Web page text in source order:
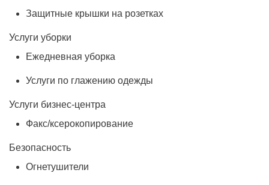
Защитные крышки на розетках
Услуги уборки
Ежедневная уборка
Услуги по глажению одежды
Услуги бизнес-центра
Факс/ксерокопирование
Безопасность
Огнетушители